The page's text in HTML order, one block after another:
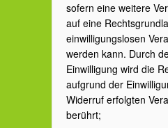
sofern eine weitere
auf eine
einwilligungslosen
werden kann. Durch
Einwilligung wird die
aufgrund der
Widerruf erfolgten
berührt;